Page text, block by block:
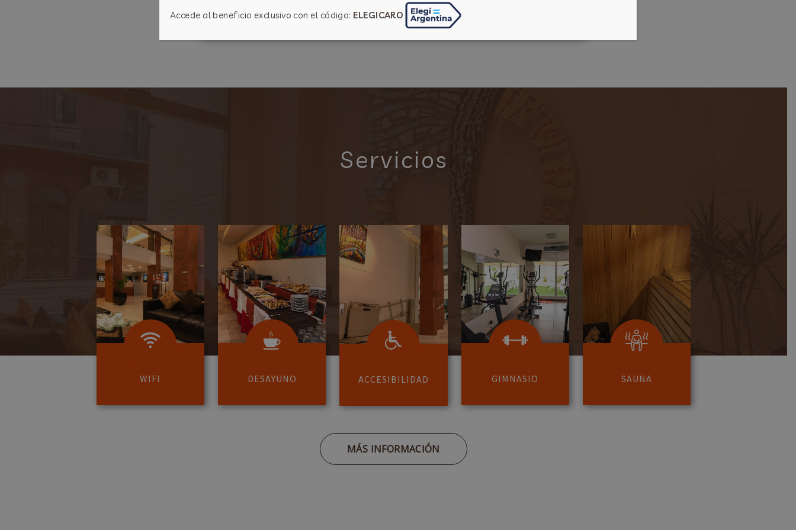
Servicios
WIFI DESAYUNO ACCESIBILIDAD GIMNASIO SAUNA
MÁS INFORMACIÓN
Accede al beneficio exclusivo con el código: ELEGICARO